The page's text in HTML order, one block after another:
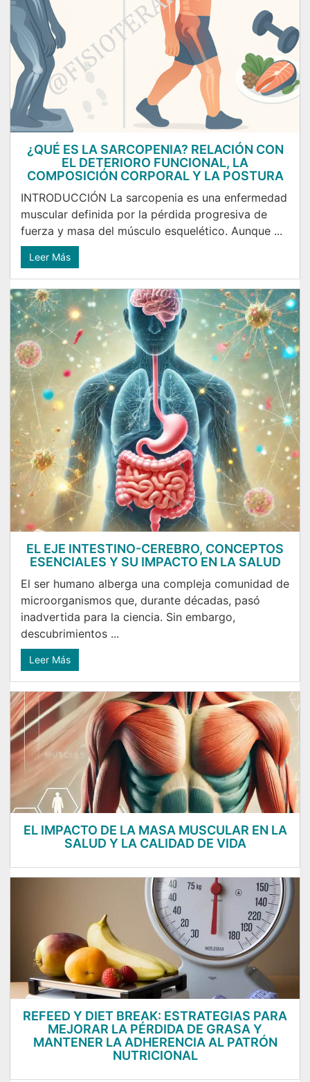
¿QUÉ ES LA SARCOPENIA? RELACIÓN CON
EL DETERIORO FUNCIONAL, LA
COMPOSICIÓN CORPORAL Y LA POSTURA
INTRODUCCIÓN La sarcopenia es una enfermedad
muscular definida por la pérdida progresiva de
fuerza y masa del músculo esquelético. Aunque ...
Leer Más
EL EJE INTESTINO-CEREBRO, CONCEPTOS
ESENCIALES Y SU IMPACTO EN LA SALUD
El ser humano alberga una compleja comunidad de
microorganismos que, durante décadas, pasó
inadvertida para la ciencia. Sin embargo,
descubrimientos ...
Leer Más
EL IMPACTO DE LA MASA MUSCULAR EN LA
SALUD Y LA CALIDAD DE VIDA
REFEED Y DIET BREAK: ESTRATEGIAS PARA
MEJORAR LA PÉRDIDA DE GRASA Y
MANTENER LA ADHERENCIA AL PATRÓN
NUTRICIONAL